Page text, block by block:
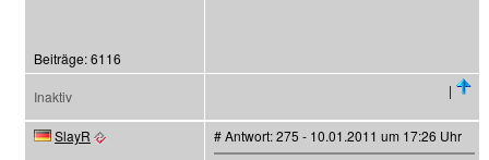
Beiträge: 6116
Inaktiv |
SlayR
# Antwort: 275 - 10.01.2011 um 17:26 Uhr